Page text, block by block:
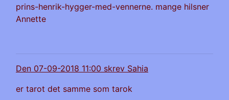
prins-henrik-hygger-med-vennerne. mange hilsner
Annette
Den 07-09-2018 11:00 skrev Sahia
er tarot det samme som tarok